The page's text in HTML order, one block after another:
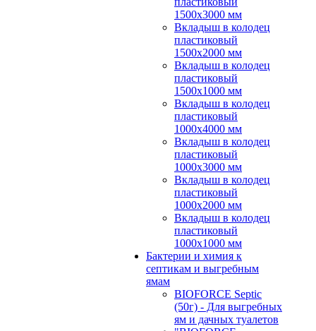
1500х3000 мм
Вкладыш в колодец
пластиковый
1500х2000 мм
Вкладыш в колодец
пластиковый
1500х1000 мм
Вкладыш в колодец
пластиковый
1000х4000 мм
Вкладыш в колодец
пластиковый
1000х3000 мм
Вкладыш в колодец
пластиковый
1000х2000 мм
Вкладыш в колодец
пластиковый
1000х1000 мм
Бактерии и химия к
септикам и выгребным
ямам
BIOFORCE Septic
(50г) - Для выгребных
ям и дачных туалетов